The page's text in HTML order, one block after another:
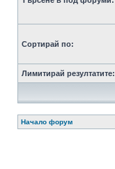
Сортирай по:
Лимитирай резултатите:
Начало форум